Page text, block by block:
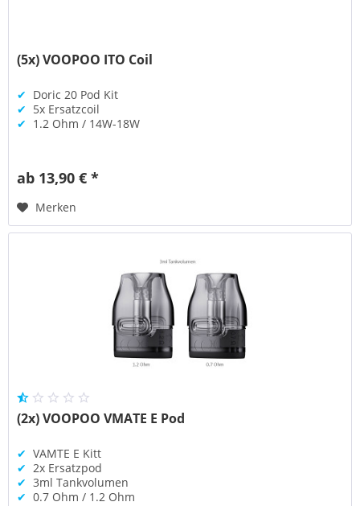
(5x) VOOPOO ITO Coil
✔ Doric 20 Pod Kit
✔ 5x Ersatzcoil
✔ 1.2 Ohm / 14W-18W
ab 13,90 € *
Merken
(2x) VOOPOO VMATE E Pod
✔ VAMTE E Kitt
✔ 2x Ersatzpod
✔ 3ml Tankvolumen
✔ 0.7 Ohm / 1.2 Ohm